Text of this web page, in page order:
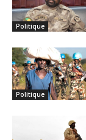
Politique
Politique